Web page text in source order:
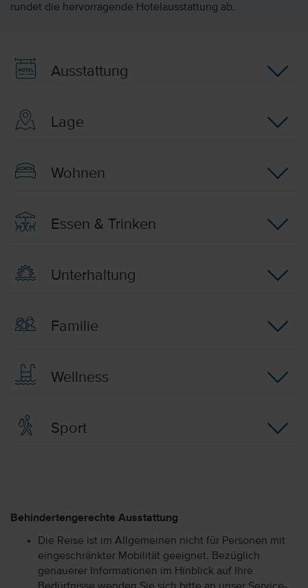
rundet die hervorragende Hotelausstattung ab.
Ausstattung
Lage
Wohnen
Essen & Trinken
Unterhaltung
Familie
Wellness
Sport
Behindertengerechte Ausstattung
Die Reise ist im Allgemeinen nicht für Personen mit
eingeschränkter Mobilität geeignet. Bezüglich
genauerer Informationen im Hinblick auf Ihre